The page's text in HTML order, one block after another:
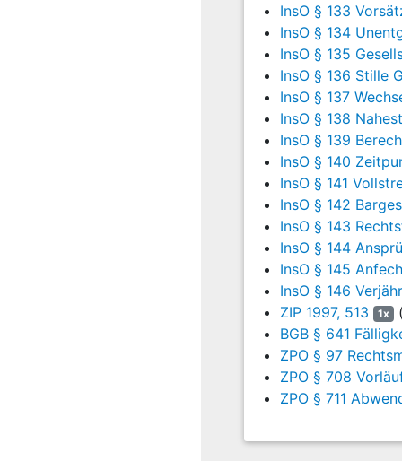
Aus diesen Pflichten
gefährden, prüfen
Konzernlagebericht eine
Sollte die A… zum 30.
Bestätigungsvermerk
verwirklicht.
Allein aufgrund der
30. September 2008
insoweit keine Pflichten
Wann Insolvenzreife
Zahlungspflichten zu
Zur Feststellung der
maßgeblichen
fälligen und
der Schuldner einen
beseitigende
ausnahmsweise mit an
beseitigt werden wird
InsO § 133
InsO § 134
InsO § 135
InsO § 136 Stille
InsO § 137
InsO § 138
InsO § 139
InsO § 140
InsO § 141
InsO § 142
InsO § 143
InsO § 144
InsO § 145
InsO § 146
ZIP 1997, 513 1x
BGB § 641
ZPO § 97
ZPO § 708
ZPO § 711